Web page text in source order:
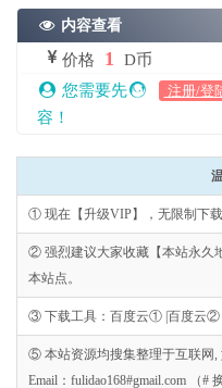
内容查看
价格 1
D币
您需要先
注册/登
容！
① 现在【升级VIP】，无限制下
② 强烈建议大家收藏【本站永久
本站点。
③ 下载工具：百度云① |百度云② |
⑤ 本站资源均搜集整理于互联网,
Email：fulidao168#gmail.com （#